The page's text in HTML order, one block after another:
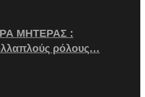
ΜΗΤΕΡΑΣ :
ρόλους…